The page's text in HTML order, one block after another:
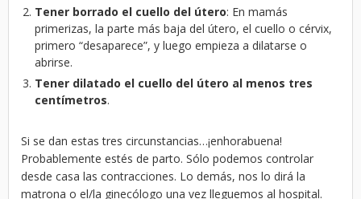
Tener borrado el cuello del útero: En mamás
primerizas, la parte más baja del útero, el cuello o cérvix,
primero “desaparece”, y luego empieza a dilatarse o
abrirse.
Tener dilatado el cuello del útero al menos tres
centímetros.
Si se dan estas tres circunstancias…¡enhorabuena!
Probablemente estés de parto. Sólo podemos controlar
desde casa las contracciones. Lo demás, nos lo dirá la
matrona o el/la ginecólogo una vez lleguemos al hospital.